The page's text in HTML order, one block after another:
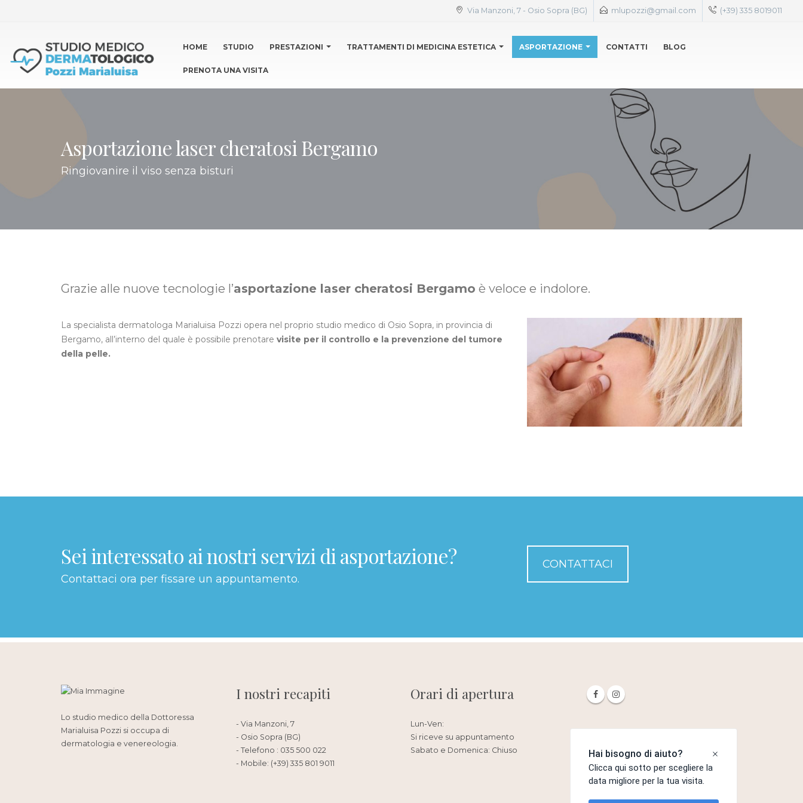
Via Manzoni, 7 - Osio Sopra (BG) mlupozzi@gmail.com (+39) 335 8019011
HOME STUDIO PRESTAZIONI TRATTAMENTI DI MEDICINA ESTETICA ASPORTAZIONE CONTATTI BLOG
PRENOTA UNA VISITA
Asportazione laser cheratosi Bergamo
Ringiovanire il viso senza bisturi
Grazie alle nuove tecnologie l’asportazione laser cheratosi Bergamo è veloce e indolore.
La specialista dermatologa Marialuisa Pozzi opera nel proprio studio medico di Osio Sopra, in provincia di
Bergamo, all’interno del quale è possibile prenotare visite per il controllo e la prevenzione del tumore
della pelle.
Sei interessato ai nostri servizi di asportazione?
Contattaci ora per fissare un appuntamento.
CONTATTACI
Lo studio medico della Dottoressa
Marialuisa Pozzi si occupa di
dermatologia e venereologia.
I nostri recapiti
- Via Manzoni, 7
- Osio Sopra (BG)
- Telefono : 035 500 022
- Mobile: (+39) 335 801 9011
Orari di apertura
Lun-Ven:
Si riceve su appuntamento
Sabato e Domenica: Chiuso